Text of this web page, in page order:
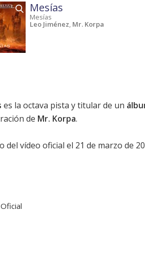
Mesías
Mesías
Leo Jiménez, Mr. Korpa
es la octava pista y titular de un
de Mr. Korpa.
del vídeo oficial el 21 de marzo de
Oficial